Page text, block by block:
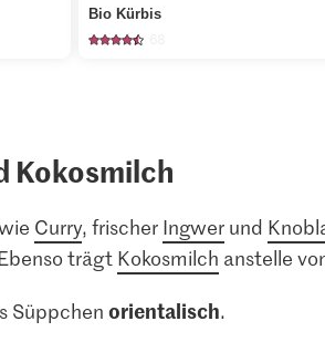
Bio Kürbis
Kokosmilch
Curry, frischer Ingwerund
trägt Kokosmilch anstelle
Süppchen orientalisch.